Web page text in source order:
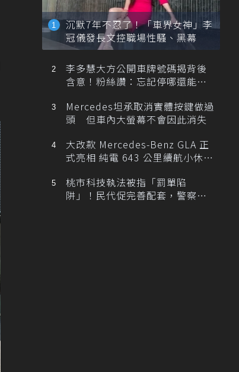
沉默7年不忍了！「車界女神」李
冠儀發長文控職場性騷、黑幕
李多慧大方公開車牌號碼揭背後
含意！粉絲讚：忘記停哪還能幫
Mercedes坦承取消實體按鍵做過
頭 但車內大螢幕不會因此消失
大改款 Mercedes-Benz GLA 正
式亮相 純電 643 公里續航小休
桃市科技執法被指「罰單陷
阱」！民代促完善配套，警察局